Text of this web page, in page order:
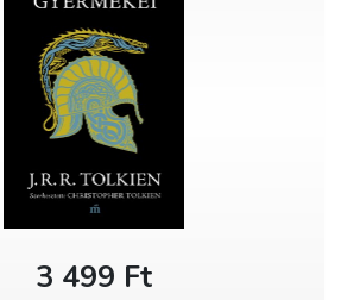
3 499 Ft